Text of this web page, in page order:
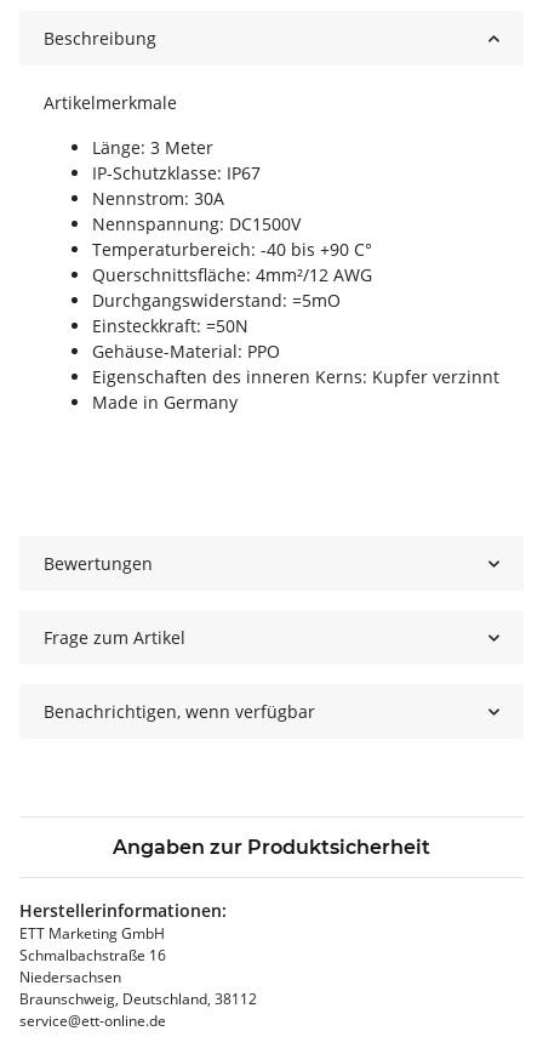
Beschreibung
Artikelmerkmale
Länge: 3 Meter
IP-Schutzklasse: IP67
Nennstrom: 30A
Nennspannung: DC1500V
Temperaturbereich: -40 bis +90 C°
Querschnittsfläche: 4mm²/12 AWG
Durchgangswiderstand: =5mO
Einsteckkraft: =50N
Gehäuse-Material: PPO
Eigenschaften des inneren Kerns: Kupfer verzinnt
Made in Germany
Bewertungen
Frage zum Artikel
Benachrichtigen, wenn verfügbar
Angaben zur Produktsicherheit
Herstellerinformationen:
ETT Marketing GmbH
Schmalbachstraße 16
Niedersachsen
Braunschweig, Deutschland, 38112
service@ett-online.de